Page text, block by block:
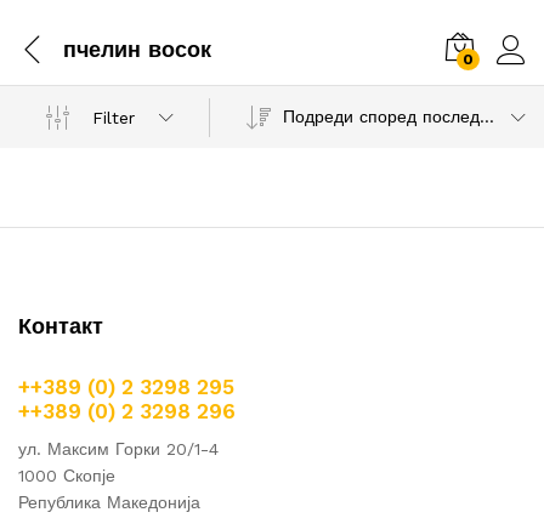
пчелин восок 0
Filter Подреди според последни продукти
Контакт
++389 (0) 2 3298 295
++389 (0) 2 3298 296
ул. Максим Горки 20/1-4
1000 Скопје
Република Македонија